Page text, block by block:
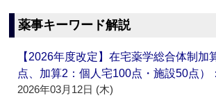
薬事キーワード解説
【2026年度改定】在宅薬学総合体制加
点、加算2：個人宅100点・施設50点
2026年03月12日 (木)